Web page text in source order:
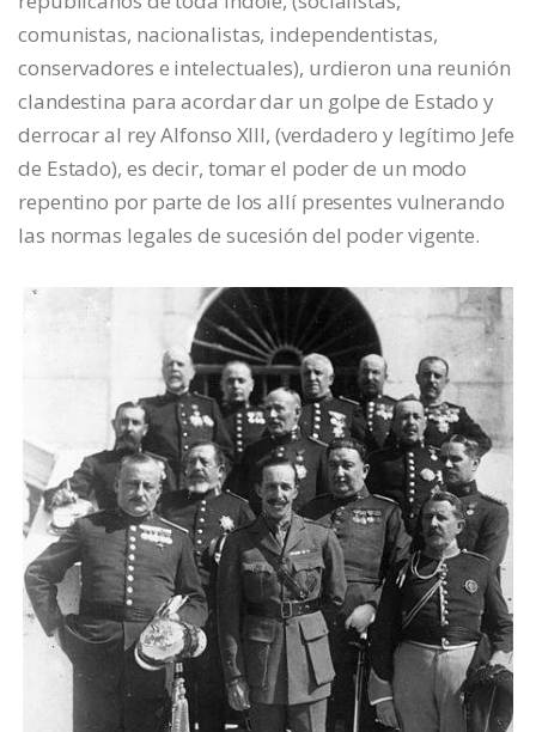
comunistas, nacionalistas, independentistas,
conservadores e intelectuales), urdieron una reunión
clandestina para acordar dar un golpe de Estado y
derrocar al rey Alfonso XIII, (verdadero y legítimo Jefe
de Estado), es decir, tomar el poder de un modo
repentino por parte de los allí presentes vulnerando
las normas legales de sucesión del poder vigente.